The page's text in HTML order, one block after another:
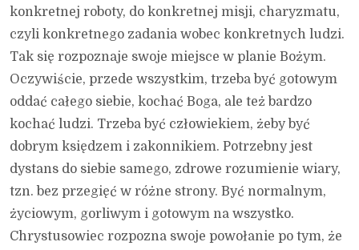
konkretnej roboty, do konkretnej misji, charyzmatu,
czyli konkretnego zadania wobec konkretnych ludzi.
Tak się rozpoznaje swoje miejsce w planie Bożym.
Oczywiście, przede wszystkim, trzeba być gotowym
oddać całego siebie, kochać Boga, ale też bardzo
kochać ludzi. Trzeba być człowiekiem, żeby być
dobrym księdzem i zakonnikiem. Potrzebny jest
dystans do siebie samego, zdrowe rozumienie wiary,
tzn. bez przegięć w różne strony. Być normalnym,
życiowym, gorliwym i gotowym na wszystko.
Chrystusowiec rozpozna swoje powołanie po tym, że